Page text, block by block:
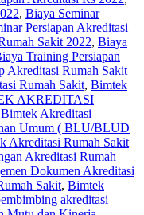
, Biaya Seminar
Persiapan Akreditasi
Sakit 2022, Biaya
Training Persiapan
Akreditasi Rumah Sakit
Rumah Sakit, Bimtek
AKREDITASI
Bimtek Akreditasi
Umum ( BLU/BLUD
Akreditasi Rumah Sakit
Akreditasi Rumah
Dokumen Akreditasi
Sakit, Bimtek
akreditasi